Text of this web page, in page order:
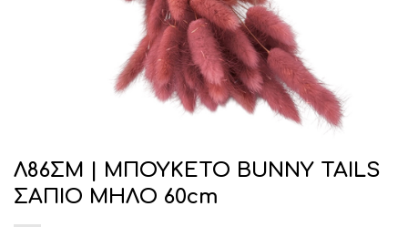
Λ86ΣΜ | ΜΠΟΥΚΕΤΟ BUNNY TAILS
ΣΑΠΙΟ ΜΗΛΟ 60cm